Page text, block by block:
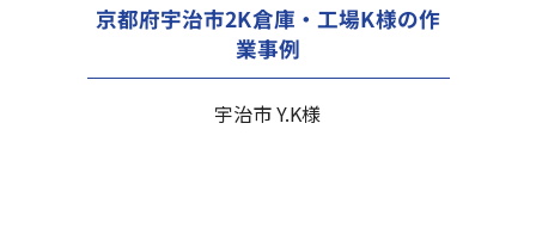
京都府宇治市2K倉庫・工場K様の作
業事例
宇治市 Y.K様